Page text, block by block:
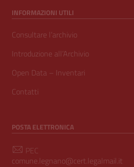
INFORMAZIONI UTILI
Consultare l’archivio
Introduzione all’Archivio
Open Data – Inventari
Contatti
POSTA ELETTRONICA
PEC
comune.legnano@cert.legalmail.it